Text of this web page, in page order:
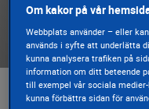
150g
Om kakor på vår
Webbplats använder – eller
används i syfte att underlätta
kunna analysera trafiken på
information om ditt beteende
till exempel vår sociala
kunna förbättra sidan för